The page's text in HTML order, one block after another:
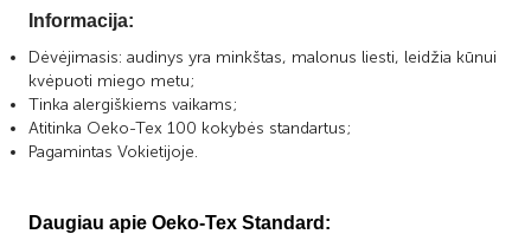
Informacija:
Dėvėjimasis: audinys yra minkštas, malonus liesti, leidžia kūnui
kvėpuoti miego metu;
Tinka alergiškiems vaikams;
Atitinka Oeko-Tex 100 kokybės standartus;
Pagamintas Vokietijoje.
Daugiau apie Oeko-Tex Standard: